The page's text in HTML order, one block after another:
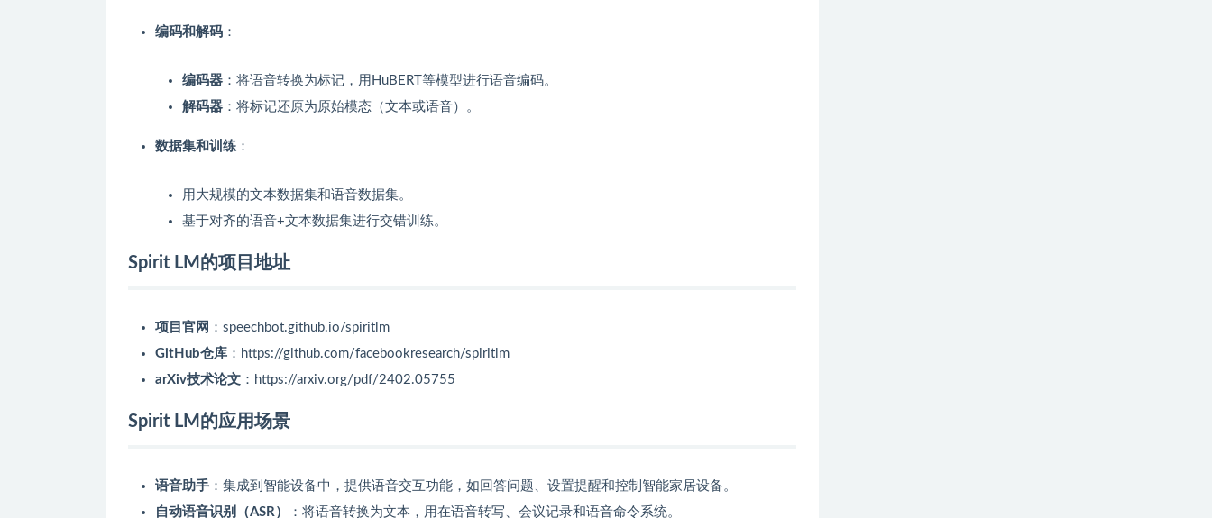
编码和解码 ：
编码器 ：将语音转换为标记，用HuBERT等模型进行语音编码。
解码器 ：将标记还原为原始模态（文本或语音）。
数据集和训练 ：
用大规模的文本数据集和语音数据集。
基于对齐的语音+文本数据集进行交错训练。
Spirit LM的项目地址
项目官网 ：speechbot.github.io/spiritlm
GitHub仓库 ：https://github.com/facebookresearch/spiritlm
arXiv技术论文 ：https://arxiv.org/pdf/2402.05755
Spirit LM的应用场景
语音助手 ：集成到智能设备中，提供语音交互功能，如回答问题、设置提醒和控制智能家居设备。
自动语音识别（ASR）
：将语音转换为文本，用在语音转写、会议记录和语音命令系统。